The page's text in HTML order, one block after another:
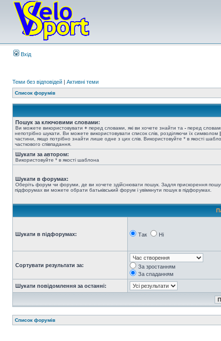
Вхід
Теми без відповідей | Активні теми
Список форумів
Пошук за ключовими словами:
Ви можете використовувати + перед словами, які ви хочете знайти та - перед
непотрібно шукати. Ви можете використовувати список слів, розділяючи їх символом |
частини, якщо потрібно знайти лише одне з цих слів. Використовуйте * в якості
часткового співпадання.
Шукати за автором:
Використовуйте * в якості шаблона
Шукати в форумах:
Оберіть форум чи форуми, де ви хочете здійснювати пошук. Задля прискорення
підфорумах ви можете обрати батьківський форум і увімкнути пошук в підфорумах.
Шукати в підфорумах: Так Ні
Сортувати результати за:
За зростанням
За спаданням
Шукати повідомлення за останні:
Список форумів